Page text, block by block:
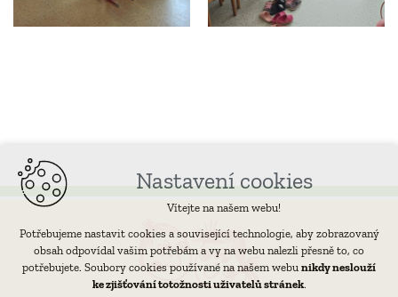
Nastavení cookies
Vítejte na našem webu!
Potřebujeme nastavit cookies a související technologie, aby zobrazovaný
obsah odpovídal vašim potřebám a vy na webu nalezli přesně to, co
potřebujete. Soubory cookies používané na našem webu nikdy neslouží
ke zjišťování totožnosti uživatelů stránek.